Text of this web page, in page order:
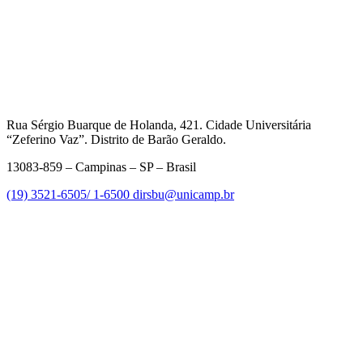
Rua Sérgio Buarque de Holanda, 421. Cidade Universitária
“Zeferino Vaz”. Distrito de Barão Geraldo.
13083-859 – Campinas – SP – Brasil
(19) 3521-6505/ 1-6500 dirsbu@unicamp.br